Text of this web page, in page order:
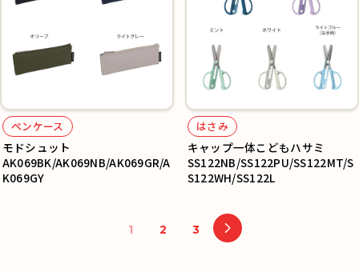
ペンケース
モドシュット
AK069BK/AK069NB/AK069GR/A
K069GY
はさみ
キャップ一体こどもハサミ
SS122NB/SS122PU/SS122MT/S
S122WH/SS122L
1 2 3